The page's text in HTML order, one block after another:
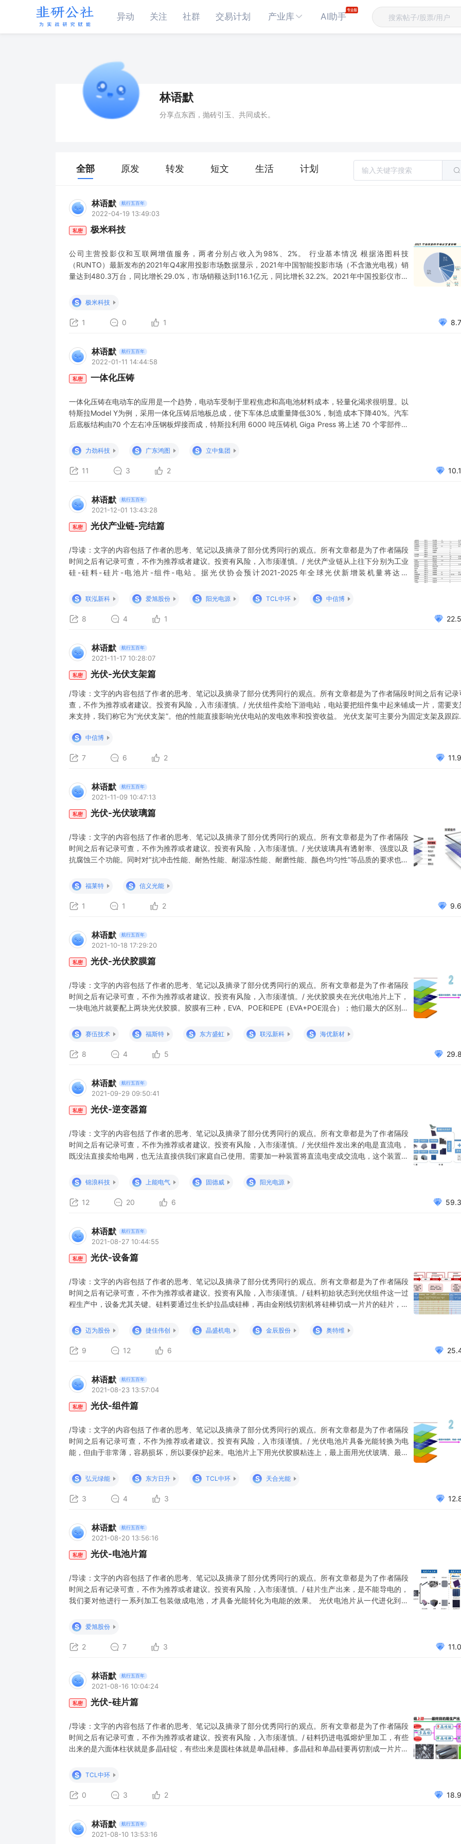
异动 关注 社群 交易计划 产业库 AI助手
林语默
分享点东西，抛砖引玉、共同成长。
全部 原发 转发 短文 生活 计划
林语默 航行五百年
2022-04-19 13:49:03
私密 极米科技
公司主营投影仪和互联网增值服务，两者分别占收入为98%、2%。 行业基本情况 根据洛图科技
（RUNTO）最新发布的2021年Q4家用投影市场数据显示，2021年中国智能投影市场（不含激光电视）销
量达到480.3万台，同比增长29.0%，市场销额达到116.1亿元，同比增长32.2%。2021年中国投影仪市场
售量为3835万台，同比下降13.8%，不过零售额总额1289亿元，同比增长6.6%。 202
S 极米科技
1 0 1
林语默 航行五百年
2022-01-11 14:44:58
私密 一体化压铸
一体化压铸在电动车的应用是一个趋势，电动车受制于里程焦虑和高电池材料成本，轻量化渴求很明显。以
特斯拉Model Y为例，采用一体化压铸后地板总成，使下车体总成重量降低30%，制造成本下降40%。汽车
后底板结构由70 个左右冲压钢板焊接而成，特斯拉利用 6000 吨压铸机 Giga Press 将上述 70 个零部件一
3-5 分钟。 一体化压铸与传统车身的制造工艺（冲压-焊装-涂
S 力劲科技 S 广东鸿图 S 立中集团
11 3 2
林语默 航行五百年
2021-12-01 13:43:28
私密 光伏产业链-完结篇
/导读：文字的内容包括了作者的思考、笔记以及摘录了部分优秀同行的观点。所有文章都是为了作者隔段
时间之后有记录可查，不作为推荐或者建议。投资有风险，入市须谨慎。/ 光伏产业链从上往下分别为工业
硅-硅料-硅片-电池片-组件-电站。据光伏协会预计2021-2025年全球光伏新增装机量将达到
1GW，硅片1.25GW，硅料2920吨，工业硅4380吨；未来五年全球每年平均新增210-259GW
S 联泓新科 S 爱旭股份 S 阳光电源 S TCL中环 S 中信博
8 4 1
林语默 航行五百年
2021-11-17 10:28:07
私密 光伏-光伏支架篇
/导读：文字的内容包括了作者的思考、笔记以及摘录了部分优秀同行的观点。所有文章都是为了作者隔段时间之后有记录
查，不作为推荐或者建议。投资有风险，入市须谨慎。/ 光伏组件卖给下游电站，电站要把组件集中起来铺成一片，需要支
来支持，我们称它为“光伏支架”。他的性能直接影响光伏电站的发电效率和投资收益。 光伏支架可主要分为固定支架及跟踪
轴、斜单轴和双轴支架。相对固定支架，跟踪支架能够根据太
S 中信博
7 6 2
林语默 航行五百年
2021-11-09 10:47:13
私密 光伏-光伏玻璃篇
/导读：文字的内容包括了作者的思考、笔记以及摘录了部分优秀同行的观点。所有文章都是为了作者隔段
时间之后有记录可查，不作为推荐或者建议。投资有风险，入市须谨慎。/ 光伏玻璃具有透射率、强度以及
抗腐蚀三个功能。同时对“抗冲击性能、耐热性能、耐湿冻性能、耐磨性能、颜色均匀性”等品质的要求也高
流的光伏玻璃，有一个很响亮的名字，叫“超白压花玻璃”。 光伏玻璃覆在胶膜的上面，如果只有单面玻璃的
组件，我们把他叫做单玻
S 福莱特 S 信义光能
1 1 2
林语默 航行五百年
2021-10-18 17:29:20
私密 光伏-光伏胶膜篇
/导读：文字的内容包括了作者的思考、笔记以及摘录了部分优秀同行的观点。所有文章都是为了作者隔段
时间之后有记录可查，不作为推荐或者建议。投资有风险，入市须谨慎。/ 光伏胶膜夹在光伏电池片上下，
一块电池片就要配上两块光伏胶膜。胶膜有三种，EVA、POE和EPE（EVA+POE混合）；他们最大的区别是
伏胶膜对太阳能电池组件起到封装和保护的作用，能提高组件的光电转换效率，并延长组件的使用寿命。由
于光伏组件的
S 赛伍技术 S 福斯特 S 东方盛虹 S 联泓新科 S 海优新材
8 4 5
林语默 航行五百年
2021-09-29 09:50:41
私密 光伏-逆变器篇
/导读：文字的内容包括了作者的思考、笔记以及摘录了部分优秀同行的观点。所有文章都是为了作者隔段
时间之后有记录可查，不作为推荐或者建议。投资有风险，入市须谨慎。/ 光伏组件发出来的电是直流电，
既没法直接卖给电网，也无法直接供我们家庭自己使用。需要加一种装置将直流电变成交流电，这个装置叫
器”；如果逆变器中带有蓄电池，那么其具备了储能功能，我们称之为“储能逆变器”。 光伏逆变器根据规模
大小分为三种：大型地面电
S 锦浪科技 S 上能电气 S 固德威 S 阳光电源
12 20 6
林语默 航行五百年
2021-08-27 10:44:55
私密 光伏-设备篇
/导读：文字的内容包括了作者的思考、笔记以及摘录了部分优秀同行的观点。所有文章都是为了作者隔段
时间之后有记录可查，不作为推荐或者建议。投资有风险，入市须谨慎。/ 硅料初始状态到光伏组件这一过
程生产中，设备尤其关键。硅料要通过生长炉拉晶成硅棒，再由金刚线切割机将硅棒切成一片片的硅片，最
再经过扩散炉改变硅片内部结构、形成P/N电池初步形态，通过刻蚀设备去除扩散后硅片周边形成的短路
环，进一步用PECVD设备来
S 迈为股份 S 捷佳伟创 S 晶盛机电 S 金辰股份 S 奥特维
9 12 6
林语默 航行五百年
2021-08-23 13:57:04
私密 光伏-组件篇
/导读：文字的内容包括了作者的思考、笔记以及摘录了部分优秀同行的观点。所有文章都是为了作者隔段
时间之后有记录可查，不作为推荐或者建议。投资有风险，入市须谨慎。/ 光伏电池片具备光能转换为电
能，但由于非常薄，容易损坏，所以要保护起来。电池片上下用光伏胶膜粘连上，最上面用光伏玻璃、最下
20-30年。 当前组件有166、182、210尺寸，数字代表的是每个组件的尺寸大小，譬如166代表长与宽都
是166mm的光
S 弘元绿能 S 东方日升 S TCL中环 S 天合光能
3 4 3
林语默 航行五百年
2021-08-20 13:56:16
私密 光伏-电池片篇
/导读：文字的内容包括了作者的思考、笔记以及摘录了部分优秀同行的观点。所有文章都是为了作者隔段
时间之后有记录可查，不作为推荐或者建议。投资有风险，入市须谨慎。/ 硅片生产出来，是不能导电的，
我们要对他进行一系列加工包装做成电池，才具备光能转化为电能的效果。 光伏电池片从一代进化到现
现上PERC电池片对下游组件企业节约一些成本，并且在同等功率下，可比传统BSF多发3%电量。主流电池
厂2017
S 爱旭股份
2 7 3
林语默 航行五百年
2021-08-16 10:04:24
私密 光伏-硅片篇
/导读：文字的内容包括了作者的思考、笔记以及摘录了部分优秀同行的观点。所有文章都是为了作者隔段
时间之后有记录可查，不作为推荐或者建议。投资有风险，入市须谨慎。/ 硅料扔进电弧熔炉里加工，有些
出来的是六面体柱状就是多晶硅锭，有些出来是圆柱体就是单晶硅棒。多晶硅和单晶硅要再切割成一片片的
讲到这，要对“光伏-硅料篇“进行知识点的补充 1、硅料根据纯度不同，分为半导体级硅料、光伏级硅料。前
者纯度要求达到9个9以
S TCL中环
0 3 2
林语默 航行五百年
2021-08-10 13:53:16